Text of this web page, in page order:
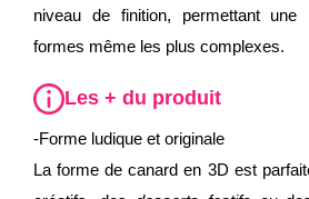
niveau de finition, permettant une
formes même les plus complexes.
Les + du produit
-Forme ludique et originale
La forme de canard en 3D est